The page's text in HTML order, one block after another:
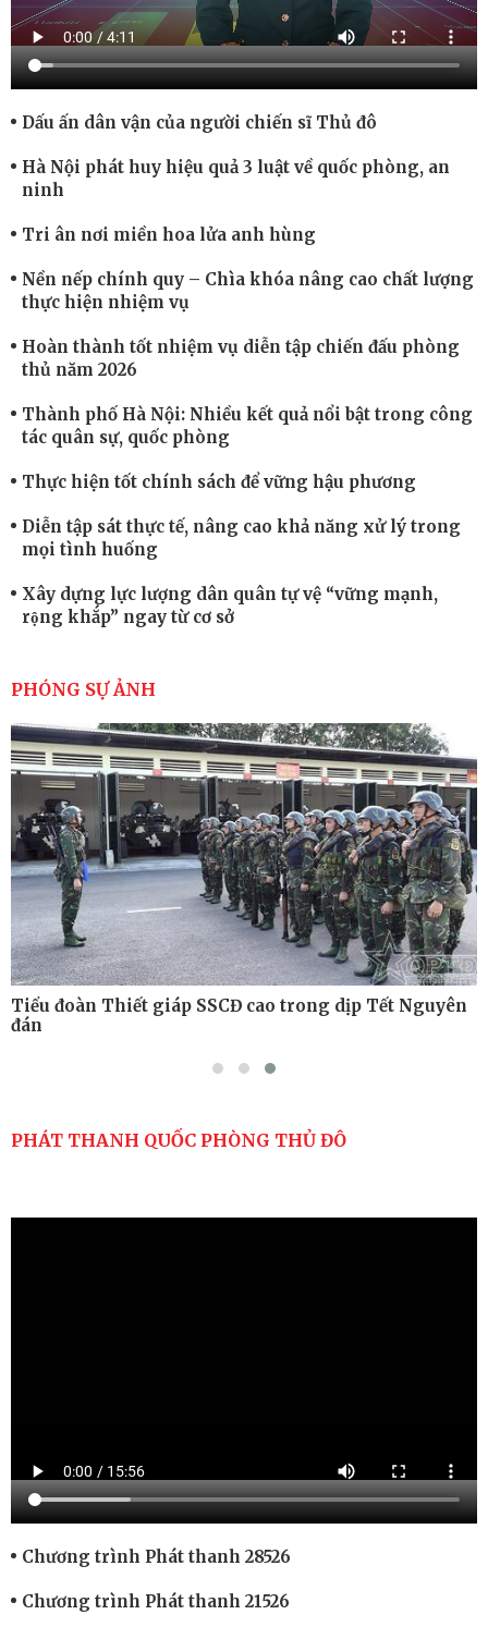
Dấu ấn dân vận của người chiến sĩ Thủ đô
Hà Nội phát huy hiệu quả 3 luật về quốc phòng, an
ninh
Tri ân nơi miền hoa lửa anh hùng
Nền nếp chính quy – Chìa khóa nâng cao chất lượng
thực hiện nhiệm vụ
Hoàn thành tốt nhiệm vụ diễn tập chiến đấu phòng
thủ năm 2026
Thành phố Hà Nội: Nhiều kết quả nổi bật trong công
tác quân sự, quốc phòng
Thực hiện tốt chính sách để vững hậu phương
Diễn tập sát thực tế, nâng cao khả năng xử lý trong
mọi tình huống
Xây dựng lực lượng dân quân tự vệ “vững mạnh,
rộng khắp” ngay từ cơ sở
cao sức mạnh chiến đấu
Tiểu đoàn Thiết giáp hoàn thành tốt diễn tập chiến
thuật có bắn đạn thật
Nơi sinh viên rèn ý trí, luyện kỹ năng
PHÓNG SỰ ẢNH
Tiểu đoàn Thiết giáp SSCĐ cao trong dịp Tết Nguyên
đán
PHÁT THANH QUỐC PHÒNG THỦ ĐÔ
Chương trình Phát thanh 28526
Chương trình Phát thanh 21526